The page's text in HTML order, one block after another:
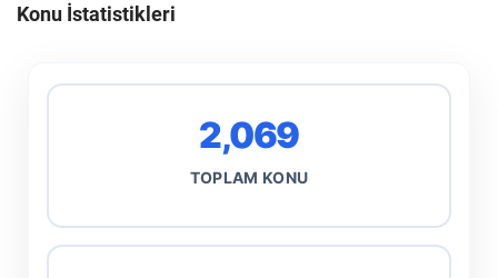
Konu İstatistikleri
2,069
TOPLAM KONU